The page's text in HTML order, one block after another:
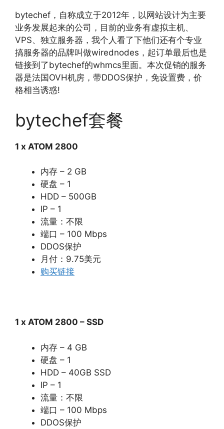
bytechef，自称成立于2012年，以网站设计为主要
业务发展起来的公司，目前的业务有虚拟主机、
VPS、独立服务器，我个人看了下他们还有个专业
搞服务器的品牌叫做wirednodes，起订单最后也是
链接到了bytechef的whmcs里面。本次促销的服务
器是法国OVH机房，带DDOS保护，免设置费，价
格相当诱惑!
bytechef套餐
1 x ATOM 2800
内存 – 2 GB
硬盘 – 1
HDD – 500GB
IP – 1
流量：不限
端口 – 100 Mbps
DDOS保护
月付：9.75美元
购买链接
1 x ATOM 2800 – SSD
内存 – 4 GB
硬盘 – 1
HDD – 40GB SSD
IP – 1
流量：不限
端口 – 100 Mbps
DDOS保护